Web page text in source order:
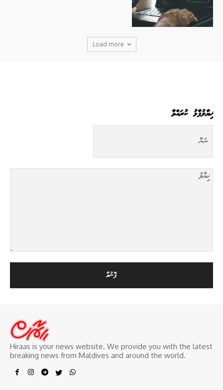
Load more
ޚިޔާލުފާޅު ކުރައްވާ
Hiraas is your news website. We provide you with the latest
breaking news from Maldives and around the world.